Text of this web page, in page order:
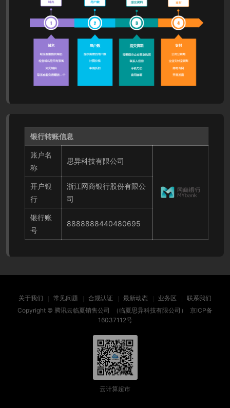
银行转账信息
账户名
称
思异科技有限公司
开户银
行
浙江网商银行股份有限公
司
银行账
号
8888888440480695
关于我们 常见问题 合规认证 最新动态 业务区
联系我们
Copyright © 腾讯云临夏销售公司 （临夏思异科技有限公司） 京ICP备
16037112号
云计算超市